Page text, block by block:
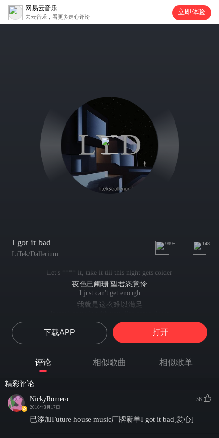
网易云音乐
去云音乐，看更多走心评论
立即体验
I got it bad
LiTek/Dallerium
999+ 148
Let's **** it, take it till this night gets colder
夜色已阑珊 望君恣意怜
I just can't get enough
我就是这么难以满足
吻痕斑斑 四目迷离
I'm captive to your touch
我就是你的俘虏
我想要的你都懂
I just can't get enough
下载APP 打开
评论 相似歌曲 相似歌单
精彩评论
NickyRomero
2016年3月17日
56
已添加Future house music厂牌新单I got it bad[爱心]